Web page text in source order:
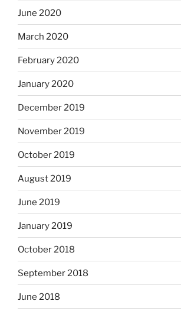
June 2020
March 2020
February 2020
January 2020
December 2019
November 2019
October 2019
August 2019
June 2019
January 2019
October 2018
September 2018
June 2018